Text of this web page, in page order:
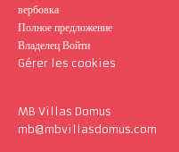
вербовка
Полное предложение
Владелец Войти
Gérer les cookies
MB Villas Domus
mb@mbvillasdomus.com